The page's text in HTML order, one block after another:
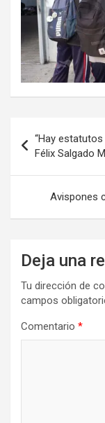
de
entradas
“Hay
Félix Salgado
Avispones
Deja una
Tu dirección de
campos
Comentario *